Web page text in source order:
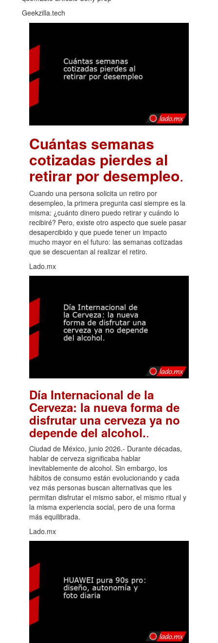
Geekzilla.tech
Cuántas semanas
cotizadas pierdes al
retirar por desempleo.
Cuando una persona solicita un retiro por
desempleo, la primera pregunta casi siempre es la
misma: ¿cuánto dinero puedo retirar y cuándo lo
recibiré? Pero, existe otro aspecto que suele pasar
desapercibido y que puede tener un impacto
mucho mayor en el futuro: las semanas cotizadas
que se descuentan al realizar el retiro.
Lado.mx
Día Internacional de la
Cerveza: la nueva forma de
disfrutar una cerveza ya no
depende del alcohol..
Ciudad de México, junio 2026.- Durante décadas,
hablar de cerveza significaba hablar
inevitablemente de alcohol. Sin embargo, los
hábitos de consumo están evolucionando y cada
vez más personas buscan alternativas que les
permitan disfrutar el mismo sabor, el mismo ritual y
la misma experiencia social, pero de una forma
más equilibrada.
Lado.mx